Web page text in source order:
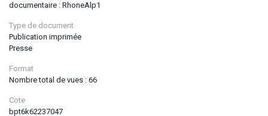
documentaire : RhoneAlp1
Type de document
Publication imprimée
Presse
Format
Nombre total de vues : 66
Cote
bpt6k62237047